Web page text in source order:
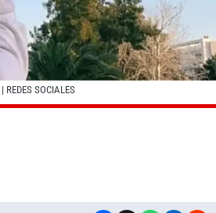
| REDES SOCIALES